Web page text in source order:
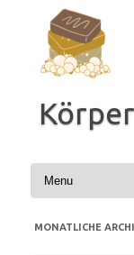
Inhalt
springen
MONATLICHE